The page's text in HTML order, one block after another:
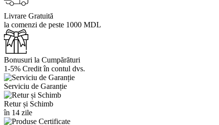
Livrare Gratuită
la comenzi de peste 1000 MDL
Bonusuri la Cumpărături
1-5% Credit în contul dvs.
Serviciu de Garanție
Retur și Schimb
în 14 zile